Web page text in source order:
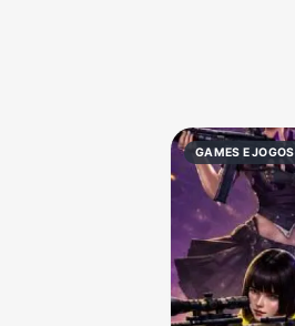
GAMES E JOGOS